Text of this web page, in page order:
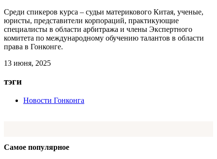
Среди спикеров курса – судьи материкового Китая, ученые,
юристы, представители корпораций, практикующие
специалисты в области арбитража и члены Экспертного
комитета по международному обучению талантов в области
права в Гонконге.
13 июня, 2025
тэги
Новости Гонконга
Самое популярное